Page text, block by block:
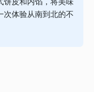
次体验从南到北的不